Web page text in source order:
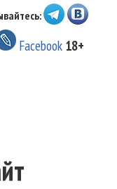
Facebook 18+